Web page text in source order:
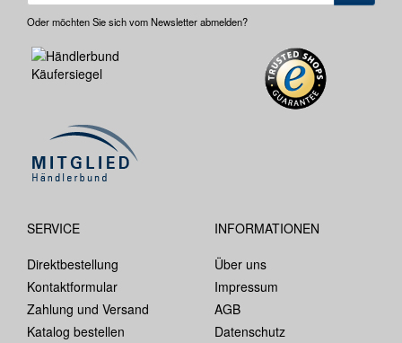
Oder möchten Sie sich vom Newsletter abmelden?
SERVICE
Direktbestellung
Kontaktformular
Zahlung und Versand
Katalog bestellen
INFORMATIONEN
Über uns
Impressum
AGB
Datenschutz